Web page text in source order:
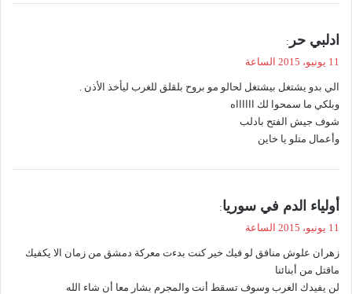
ي
ل
ادلبي حر :
11 يونيو، 2015 الساعة
الي بدو يشتغل بيشتغل لحالو مو بروح بلقلق للغرب ليأخذ الأذن .
وبلكي ما سمحوا لك ااااااه
شوف جيش الفتح بادلب
وأعمال متلو يا خاين
ي
ل
أولياء الدم في سوريا:
11 يونيو، 2015 الساعة
زهران علوش منافق لو فيك خير كنت بدءت معركة دمشق من زمان الا يكفيك
ماقتل من أبنائنا
لن يفيدك الغرب وسوف تسقط أنت والمجرم بشار معا أن شاء الله